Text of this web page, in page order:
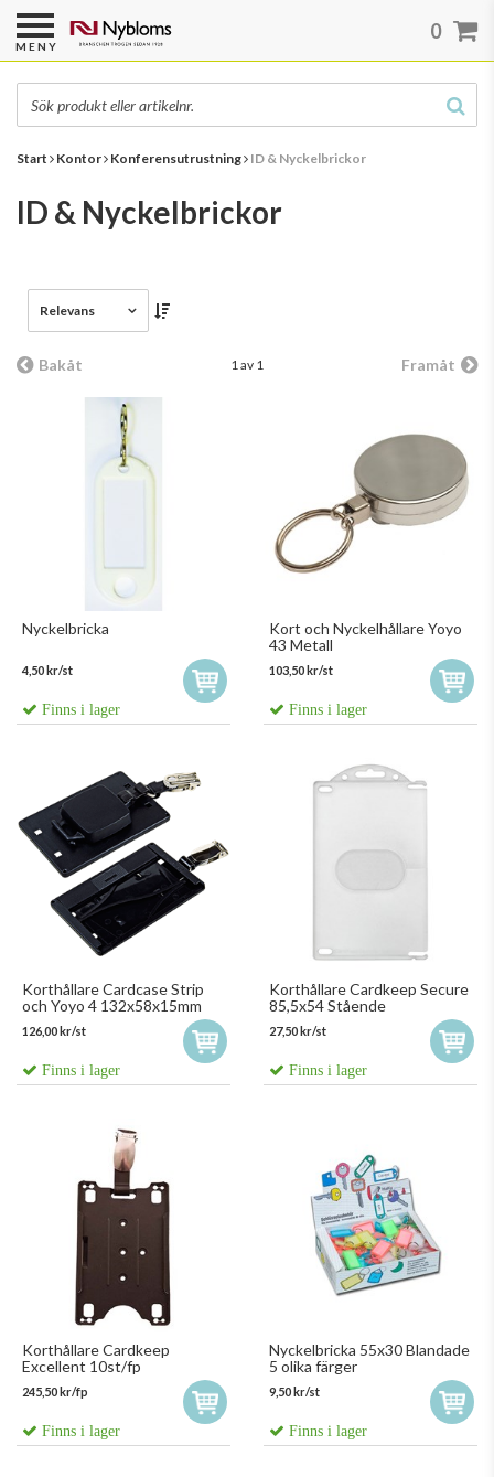
Start Kontor Konferensutrustning ID & Nyckelbrickor
ID & Nyckelbrickor
Relevans
Bakåt 1 av 1 Framåt
Nyckelbricka
4,50 kr/st
Finns i lager
Kort och Nyckelhållare Yoyo
43 Metall
103,50 kr/st
Finns i lager
Korthållare Cardcase Strip
och Yoyo 4 132x58x15mm
126,00 kr/st
Finns i lager
Korthållare Cardkeep Secure
85,5x54 Stående
27,50 kr/st
Finns i lager
Korthållare Cardkeep
Excellent 10st/fp
245,50 kr/fp
Finns i lager
Nyckelbricka 55x30 Blandade
5 olika färger
9,50 kr/st
Finns i lager
MENY
0